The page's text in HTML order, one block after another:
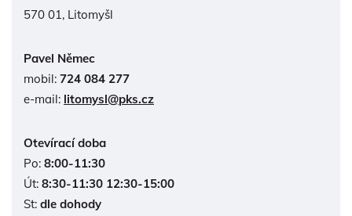
570 01, Litomyšl
Pavel Němec
mobil: 724 084 277
e-mail: litomysl@pks.cz
Otevírací doba
Po: 8:00-11:30
Út: 8:30-11:30 12:30-15:00
St: dle dohody